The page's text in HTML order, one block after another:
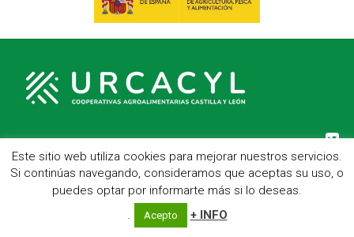
C/ Hípica, 1, entreplanta - 47007 Valladolid
Telf.: 983 23 95 15 - Fax: 983 22 23 56 -Aviso Legal
Este sitio web utiliza cookies para mejorar nuestros servicios.
Si continúas navegando, consideramos que aceptas su uso, o
puedes optar por informarte más si lo deseas.
.
Acepto + INFO